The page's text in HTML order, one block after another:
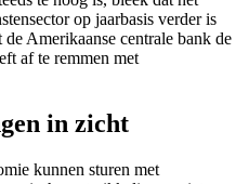
op jaarbasis verder is
Amerikaanse centrale bank de
af te remmen met
in zicht
kunnen sturen met